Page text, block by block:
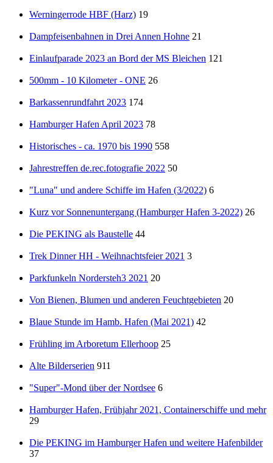
Werningerrode HBF (Harz) 19
Dampfeisenbahnen in Drei Annen Hohne 21
Einlaufparade 2023 an Bord der MS Bleichen 121
500mm - 10 Kilometer - ONE 26
Barkassenrundfahrt 2023 174
Hamburger Hafen April 2023 78
Historisches - ca. 1970 bis 1990 558
Jahrestreffen de.rec.fotografie 2022 50
"Luna" und andere Schiffe im Hafen (3/2022) 6
Kurz vor Sonnenuntergang (Hamburger Hafen 3-2022) 26
Die PEKING als Baustelle 44
Trek Dinner HH - Weihnachtsfeier 2021 3
Parkfunkeln Nordersteh3 2021 20
Von Bienen, Blumen und anderen Feuchtgebieten 20
Blaue Stunde im Hamb. Hafen (Mai 2021) 42
Frühling im Arboretum Ellerhoop 25
Alte Bilderserien 911
"Super"-Mond über der Nordsee 6
Hamburger Hafen, Frühjahr 2021, Containerschiffe und mehr
29
Die PEKING im Hamburger Hafen und weitere Hafenbilder
37